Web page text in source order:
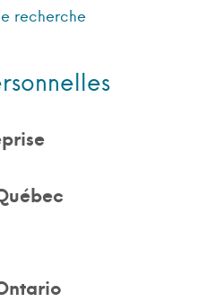
recherche